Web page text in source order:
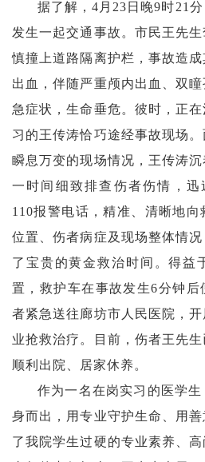
据了解，4月23日晚9时21
发生一起交通事故。市民王先
慎撞上道路隔离护栏，事故造
出血，伴随严重颅内出血、双
急症状，生命垂危。彼时，正
习的王传涛恰巧途经事故现场。
瞬息万变的现场情况，王传涛
一时间细致排查伤者伤情，迅
110报警电话，精准、清晰地
位置、伤者病症及现场整体情
了宝贵的黄金救治时间。得益
置，救护车在事故发生6分钟
者紧急送往廊坊市人民医院，
业抢救治疗。目前，伤者王先生
顺利出院、居家休养。
作为一名在岗实习的医学
身而出，用专业守护生命、用
了我院学生过硬的专业素养、